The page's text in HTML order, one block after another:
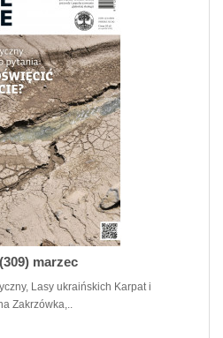
marzec
Lasy ukraińskich Karpat i
Zakrzówka,..